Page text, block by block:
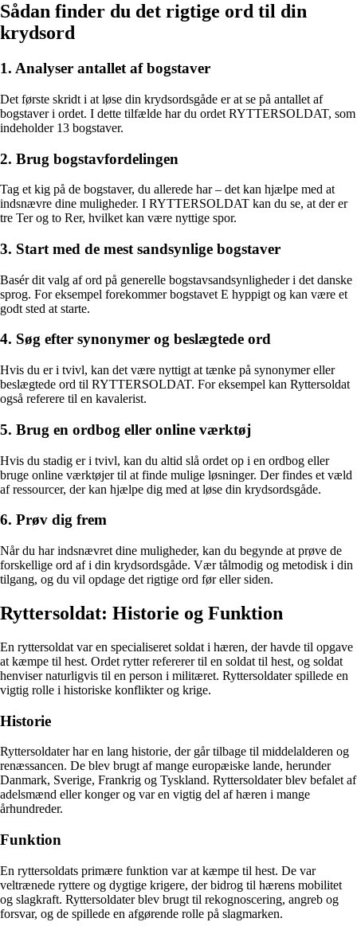
Sådan finder du det rigtige ord til din
krydsord
1. Analyser antallet af bogstaver
Det første skridt i at løse din krydsordsgåde er at se på antallet af
bogstaver i ordet. I dette tilfælde har du ordet RYTTERSOLDAT, som
indeholder 13 bogstaver.
2. Brug bogstavfordelingen
Tag et kig på de bogstaver, du allerede har – det kan hjælpe med at
indsnævre dine muligheder. I RYTTERSOLDAT kan du se, at der er
tre Ter og to Rer, hvilket kan være nyttige spor.
3. Start med de mest sandsynlige bogstaver
Basér dit valg af ord på generelle bogstavsandsynligheder i det danske
sprog. For eksempel forekommer bogstavet E hyppigt og kan være et
godt sted at starte.
4. Søg efter synonymer og beslægtede ord
Hvis du er i tvivl, kan det være nyttigt at tænke på synonymer eller
beslægtede ord til RYTTERSOLDAT. For eksempel kan Ryttersoldat
også referere til en kavalerist.
5. Brug en ordbog eller online værktøj
Hvis du stadig er i tvivl, kan du altid slå ordet op i en ordbog eller
bruge online værktøjer til at finde mulige løsninger. Der findes et væld
af ressourcer, der kan hjælpe dig med at løse din krydsordsgåde.
6. Prøv dig frem
Når du har indsnævret dine muligheder, kan du begynde at prøve de
forskellige ord af i din krydsordsgåde. Vær tålmodig og metodisk i din
tilgang, og du vil opdage det rigtige ord før eller siden.
Ryttersoldat: Historie og Funktion
En ryttersoldat var en specialiseret soldat i hæren, der havde til opgave
at kæmpe til hest. Ordet rytter refererer til en soldat til hest, og soldat
henviser naturligvis til en person i militæret. Ryttersoldater spillede en
vigtig rolle i historiske konflikter og krige.
Historie
Ryttersoldater har en lang historie, der går tilbage til middelalderen og
renæssancen. De blev brugt af mange europæiske lande, herunder
Danmark, Sverige, Frankrig og Tyskland. Ryttersoldater blev befalet af
adelsmænd eller konger og var en vigtig del af hæren i mange
århundreder.
Funktion
En ryttersoldats primære funktion var at kæmpe til hest. De var
veltrænede ryttere og dygtige krigere, der bidrog til hærens mobilitet
og slagkraft. Ryttersoldater blev brugt til rekognoscering, angreb og
forsvar, og de spillede en afgørende rolle på slagmarken.